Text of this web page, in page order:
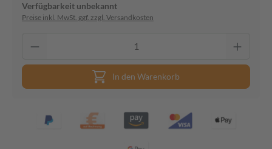
Verfügbarkeit unbekannt
Preise inkl. MwSt. ggf. zzgl. Versandkosten
In den Warenkorb